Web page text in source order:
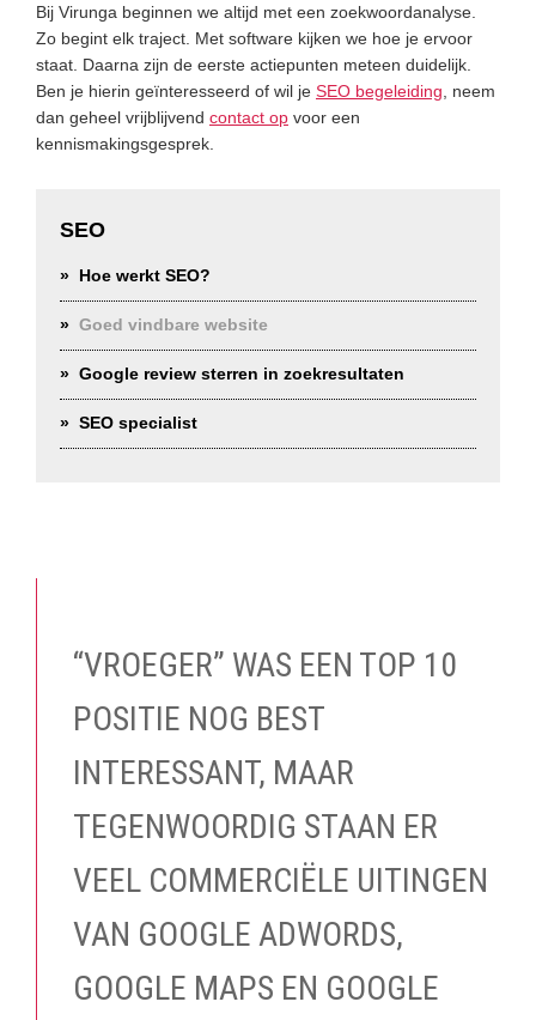
Bij Virunga beginnen we altijd met een zoekwoordanalyse.
Zo begint elk traject. Met software kijken we hoe je ervoor
staat. Daarna zijn de eerste actiepunten meteen duidelijk.
Ben je hierin geïnteresseerd of wil je SEO begeleiding , neem
dan geheel vrijblijvend contact op voor een
kennismakingsgesprek.
Sidebar
SEO
Hoe werkt SEO?
Goed vindbare website
Google review sterren in zoekresultaten
SEO specialist
“VROEGER” WAS EEN TOP 10
POSITIE NOG BEST
INTERESSANT, MAAR
TEGENWOORDIG STAAN ER
VEEL COMMERCIËLE UITINGEN
VAN GOOGLE ADWORDS,
GOOGLE MAPS EN GOOGLE